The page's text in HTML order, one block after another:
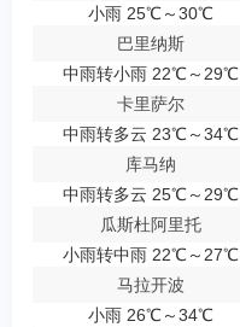
小雨 25℃～30℃
巴里纳斯
中雨转小雨 22℃～29℃
卡里萨尔
中雨转多云 23℃～34℃
库马纳
中雨转多云 25℃～29℃
瓜斯杜阿里托
小雨转中雨 22℃～27℃
马拉开波
小雨 26℃～34℃